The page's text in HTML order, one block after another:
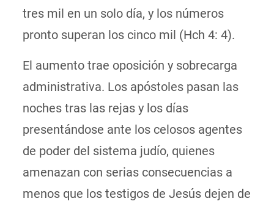
tres mil en un solo día, y los números
pronto superan los cinco mil (Hch 4: 4).
El aumento trae oposición y sobrecarga
administrativa. Los apóstoles pasan las
noches tras las rejas y los días
presentándose ante los celosos agentes
de poder del sistema judío, quienes
amenazan con serias consecuencias a
menos que los testigos de Jesús dejen de